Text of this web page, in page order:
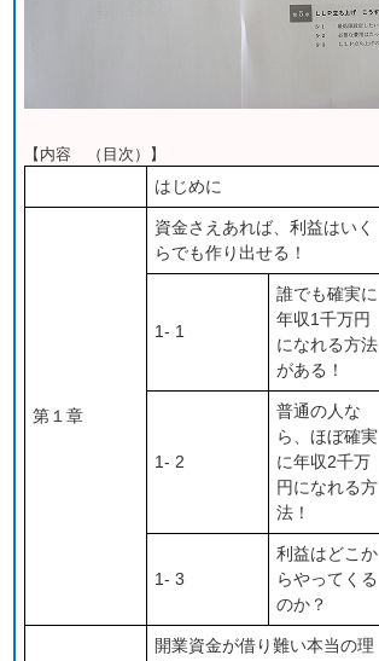
【内容 （目次）】
はじめに
第１章
資金さえあれば、利益はいく
らでも作り出せる！
1- 1
誰でも確実に
年収1千万円
になれる方法
がある！
1- 2
普通の人な
ら、ほぼ確実
に年収2千万
円になれる方
法！
1- 3
利益はどこか
らやってくる
のか？
開業資金が借り難い本当の理